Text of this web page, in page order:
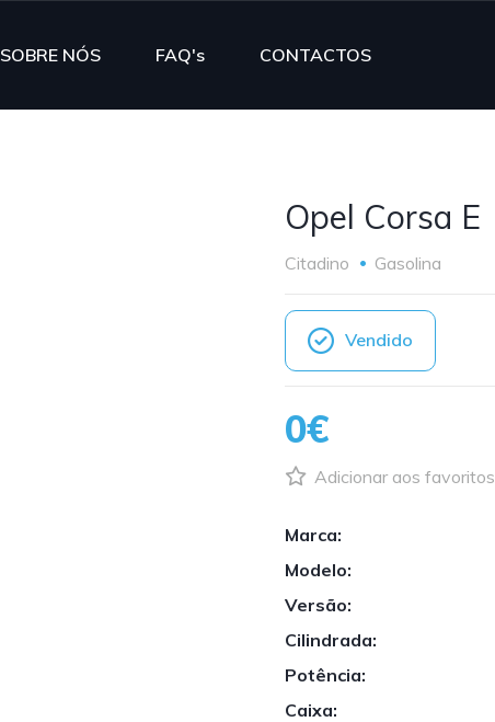
SOBRE NÓS FAQ's CONTACTOS
Opel Corsa E
Citadino Gasolina
Vendido
0€
Adicionar aos favoritos
Marca:
Modelo:
Versão:
Cilindrada:
Potência:
Caixa: